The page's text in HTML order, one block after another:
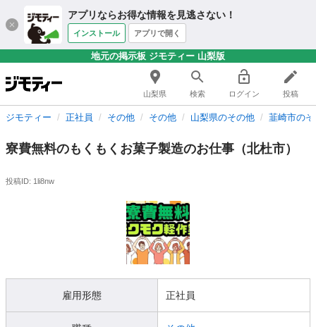
アプリならお得な情報を見逃さない！
インストール アプリで開く
地元の掲示板 ジモティー 山梨版
山梨県 検索 ログイン 投稿
ジモティー 正社員 その他 その他 山梨県のその他 韮崎市の
寮費無料のもくもくお菓子製造のお仕事（北杜市）
投稿ID: 1li8nw
雇用形態 正社員